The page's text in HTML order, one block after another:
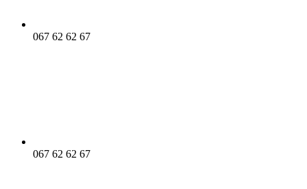
067 62 62 67
067 62 62 67